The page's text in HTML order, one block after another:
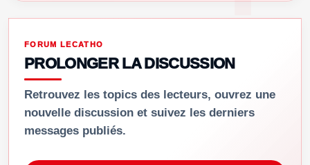
FORUM LECATHO
PROLONGER LA DISCUSSION
Retrouvez les topics des lecteurs, ouvrez une
nouvelle discussion et suivez les derniers
messages publiés.